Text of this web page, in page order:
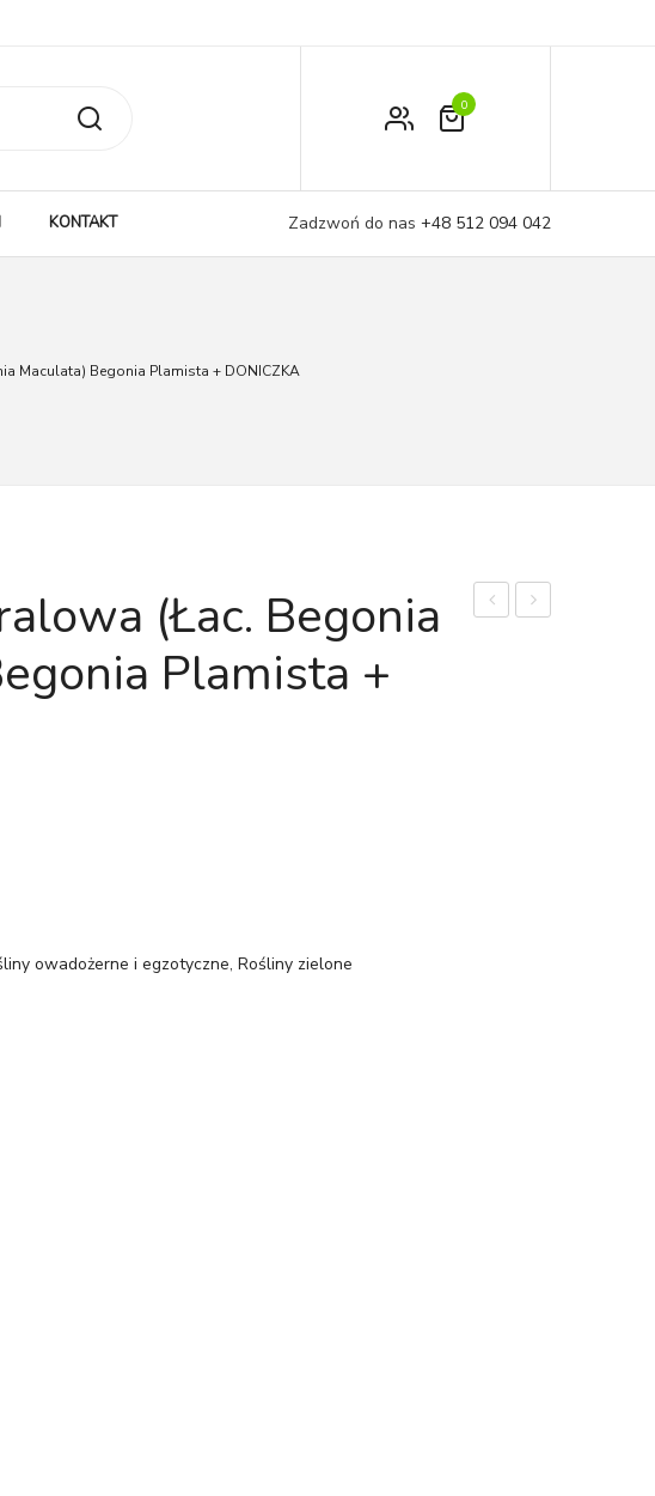
Moje konto
0
KONTAKT Zadzwoń do nas +48 512 094 042
Maculata) Begonia Plamista + DONICZKA
(łac. Begonia
Plamista +
owadożerne i egzotyczne, Rośliny zielone